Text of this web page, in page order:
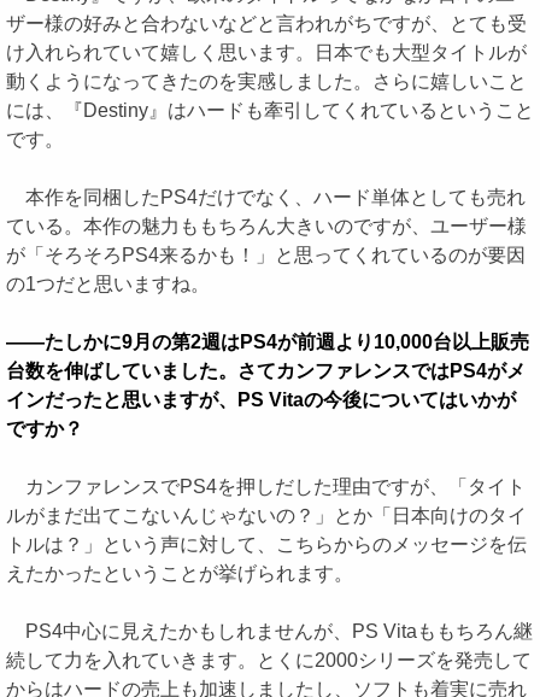
ザー様の好みと合わないなどと言われがちですが、とても受
け入れられていて嬉しく思います。日本でも大型タイトルが
動くようになってきたのを実感しました。さらに嬉しいこと
には、『Destiny』はハードも牽引してくれているということ
です。
本作を同梱したPS4だけでなく、ハード単体としても売れ
ている。本作の魅力ももちろん大きいのですが、ユーザー様
が「そろそろPS4来るかも！」と思ってくれているのが要因
の1つだと思いますね。
――たしかに9月の第2週はPS4が前週より10,000台以上販売
台数を伸ばしていました。さてカンファレンスではPS4がメ
インだったと思いますが、PS Vitaの今後についてはいかが
ですか？
カンファレンスでPS4を押しだした理由ですが、「タイト
ルがまだ出てこないんじゃないの？」とか「日本向けのタイ
トルは？」という声に対して、こちらからのメッセージを伝
えたかったということが挙げられます。
PS4中心に見えたかもしれませんが、PS Vitaももちろん継
続して力を入れていきます。とくに2000シリーズを発売して
からはハードの売上も加速しましたし、ソフトも着実に売れ